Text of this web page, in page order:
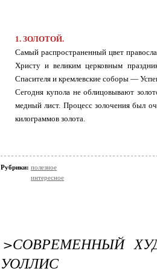
1. ЗОЛОТОЙ.
Самый распространенный цвет
Христу и великим церковным
Спасителя и кремлевские соборы —
Сегодня купола не облицовывают
медный лист. Процесс золочения был
килограммов золота.
Рубрики: полезное
интересное
>СОВРЕМЕННЫЙ
УОЛЛИС